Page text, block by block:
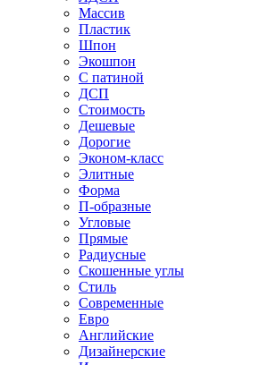
Массив
Пластик
Шпон
Экошпон
С патиной
ДСП
Стоимость
Дешевые
Дорогие
Эконом-класс
Элитные
Форма
П-образные
Угловые
Прямые
Радиусные
Скошенные углы
Стиль
Современные
Евро
Английские
Дизайнерские